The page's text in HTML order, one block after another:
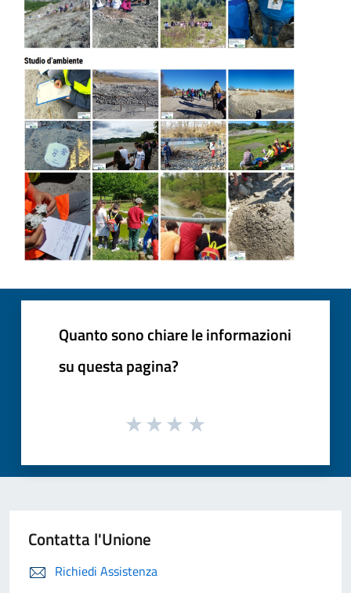
Quanto sono chiare le informazioni
su questa pagina?
Contatta l'Unione
Richiedi Assistenza